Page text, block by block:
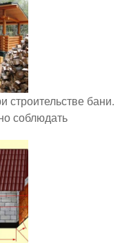
строительстве бани.
соблюдать